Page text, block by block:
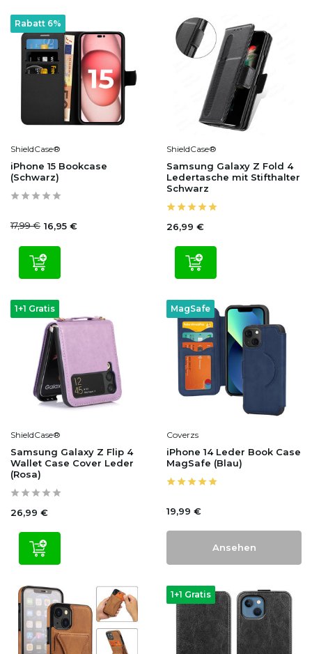
Rabatt 6%
ShieldCase®
iPhone 15 Bookcase
(Schwarz)
17,99 € 16,95 €
ShieldCase®
Samsung Galaxy Z Fold 4
Ledertasche mit Stifthalter
Schwarz
26,99 €
1+1 Gratis
ShieldCase®
Samsung Galaxy Z Flip 4
Wallet Case Cover Leder
(Rosa)
26,99 €
MagSafe
Coverzs
iPhone 14 Leder Book Case
MagSafe (Blau)
19,99 €
Ansehen
1+1 Gratis